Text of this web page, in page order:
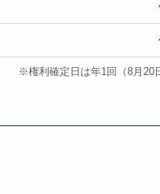
※権利確定日は年1回（8月20